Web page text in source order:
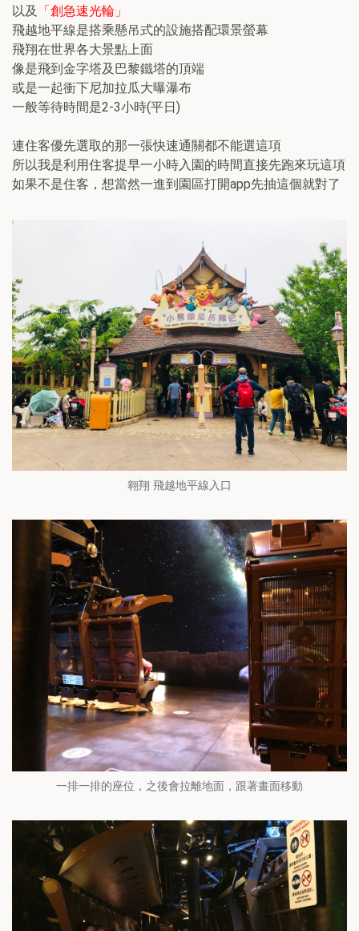
以及
「創急速光輪」
飛越地平線是搭乘懸吊式的設施搭配環景螢幕
飛翔在世界各大景點上面
像是飛到金字塔及巴黎鐵塔的頂端
或是一起衝下尼加拉瓜大曝瀑布
一般等待時間是2-3小時(平日)
連住客優先選取的那一張快速通關都不能選這項
所以我是利用住客提早一小時入園的時間直接先跑來玩這項
如果不是住客，想當然一進到園區打開app先抽這個就對了
翱翔 飛越地平線入口
一排一排的座位，之後會拉離地面，跟著畫面移動